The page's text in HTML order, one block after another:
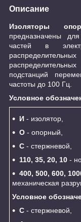
Описание
Изоляторы
предназначены
частей в
подстанций
частоты до 100 Гц.
Условное
И - изолятор,
О - опорный,
С - стержневой,
110, 35, 20, 10 -
400, 500, 600,
механическая
Условное
С - стержневой,